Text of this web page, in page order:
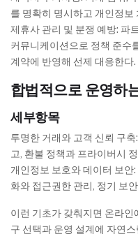
를 명확히 명시하고 개인정보
제휴사 관리 및 분쟁 예방: 파
커뮤니케이션으로 정책 준수
계약에 반영해 선제 대응한다.
합법적으로 운영하
세부항목
투명한 거래와 고객 신뢰 구
고, 환불 정책과 프라이버시
개인정보 보호와 데이터 보안
화와 접근권한 관리, 정기 보
이런 기초가 갖춰지면 온라
구 선택과 운영 설계에 자연